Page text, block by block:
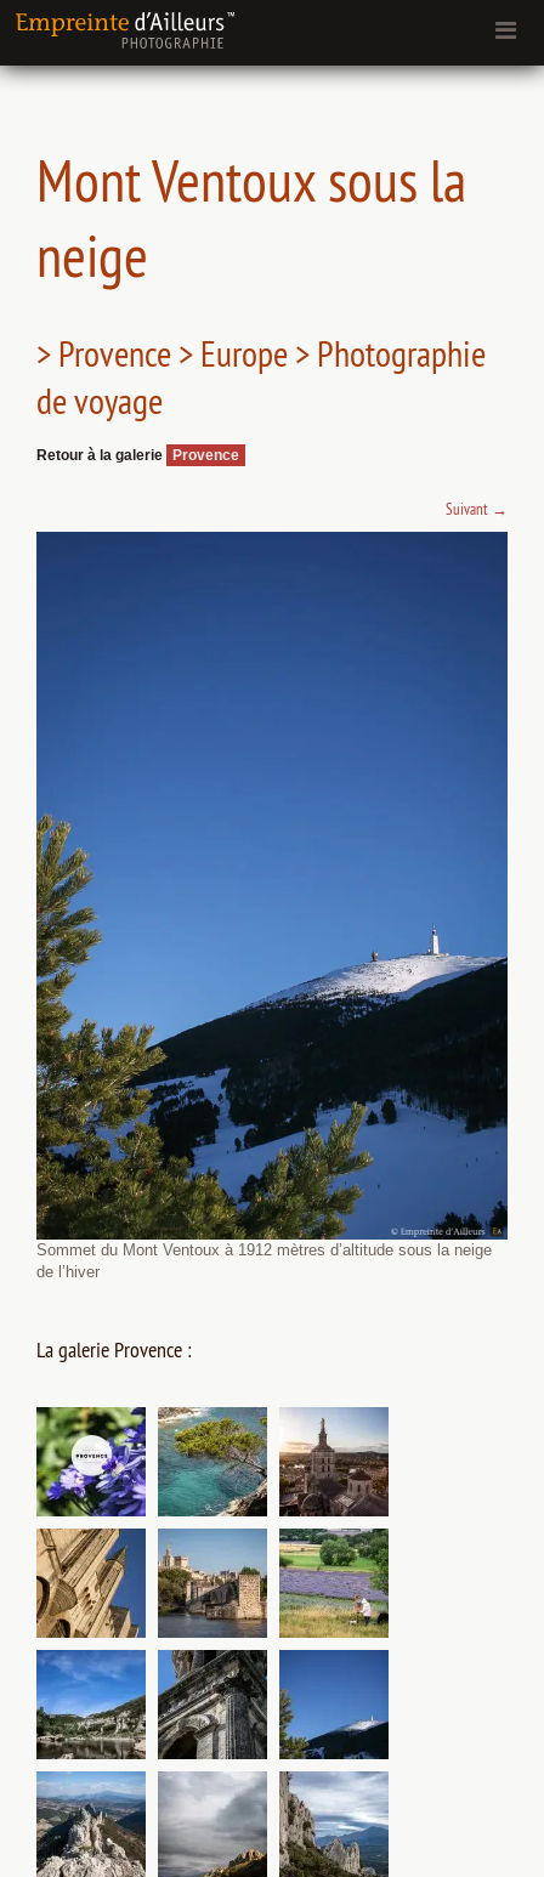
Mont Ventoux sous la
neige
> Provence > Europe > Photographie
de voyage
Retour à la galerie Provence
Suivant →
Sommet du Mont Ventoux à 1912 mètres d’altitude sous la neige
de l’hiver
La galerie Provence :